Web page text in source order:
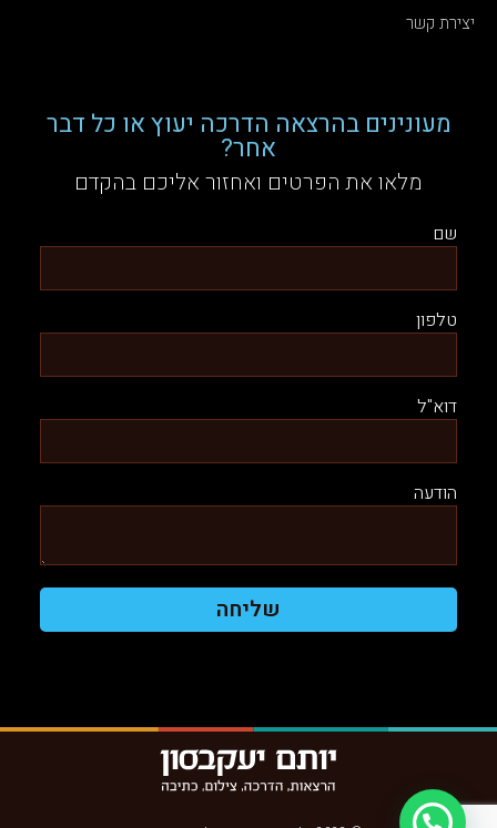
יצירת קשר
מעונינים בהרצאה הדרכה יעוץ או כל דבר
אחר?
מלאו את הפרטים ואחזור אליכם בהקדם
שם
טלפון
דוא"ל
הודעה
שליחה